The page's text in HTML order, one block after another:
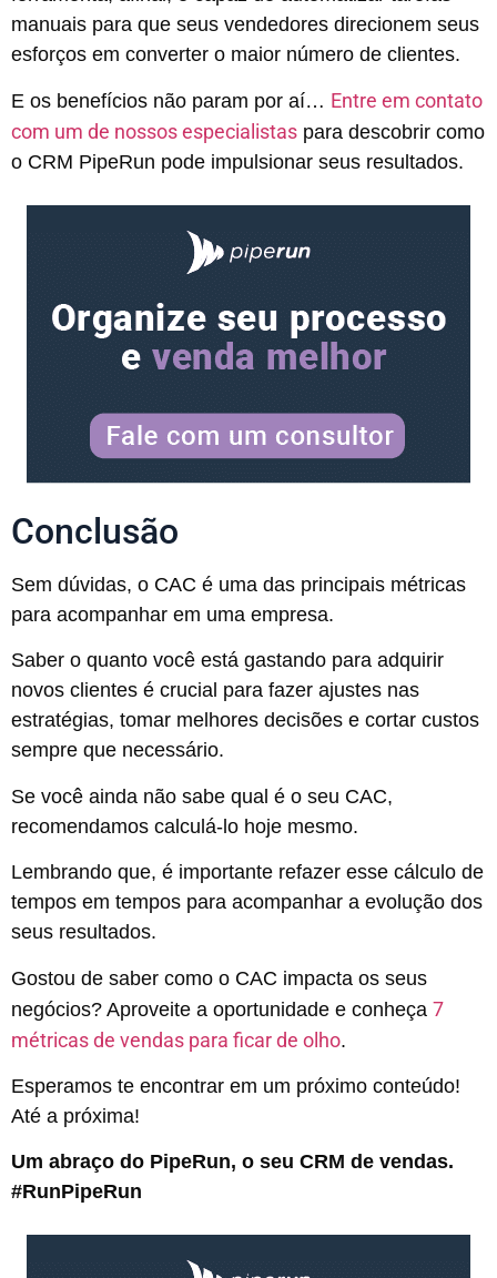
manuais para que seus vendedores direcionem seus
esforços em converter o maior número de clientes.
E os benefícios não param por aí… Entre em contato
com um de nossos especialistas para descobrir como
o CRM PipeRun pode impulsionar seus resultados.
Conclusão
Sem dúvidas, o CAC é uma das principais métricas
para acompanhar em uma empresa.
Saber o quanto você está gastando para adquirir
novos clientes é crucial para fazer ajustes nas
estratégias, tomar melhores decisões e cortar custos
sempre que necessário.
Se você ainda não sabe qual é o seu CAC,
recomendamos calculá-lo hoje mesmo.
Lembrando que, é importante refazer esse cálculo de
tempos em tempos para acompanhar a evolução dos
seus resultados.
Gostou de saber como o CAC impacta os seus
negócios? Aproveite a oportunidade e conheça 7
métricas de vendas para ficar de olho.
Esperamos te encontrar em um próximo conteúdo!
Até a próxima!
Um abraço do PipeRun, o seu CRM de vendas.
#RunPipeRun